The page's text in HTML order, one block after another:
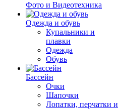
Фото и Видеотехника
Одежда и обувь
Купальники и
плавки
Одежда
Обувь
Бассейн
Очки
Шапочки
Лопатки, перчатки и